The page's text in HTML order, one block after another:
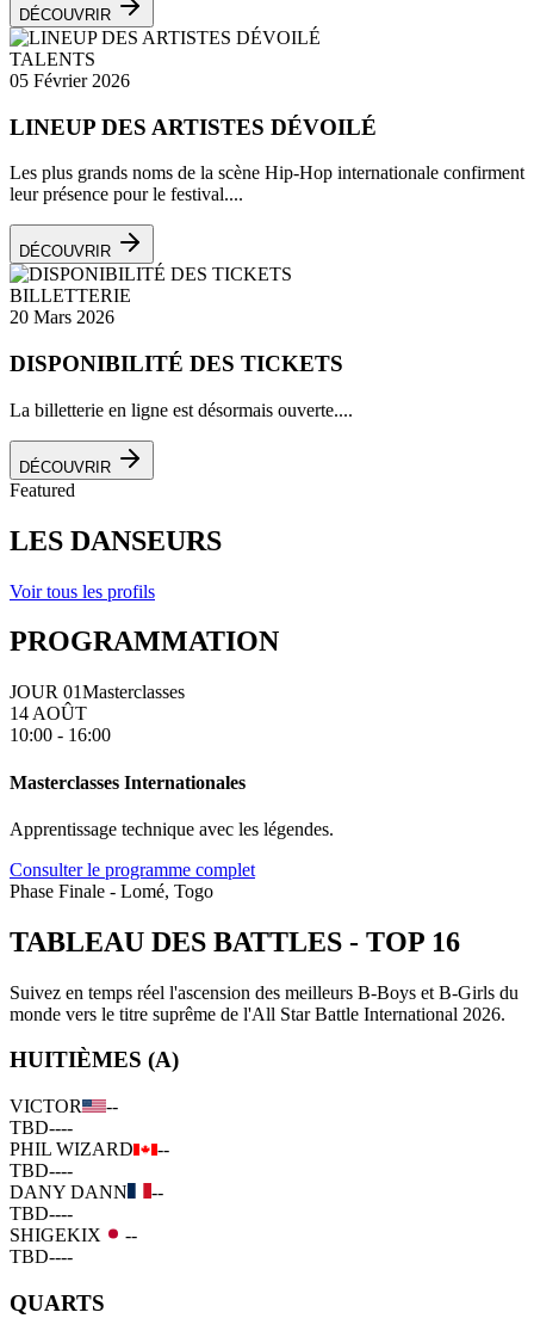
DÉCOUVRIR
TALENTS
05 Février 2026
LINEUP DES ARTISTES DÉVOILÉ
Les plus grands noms de la scène Hip-Hop internationale confirment
leur présence pour le festival....
DÉCOUVRIR
BILLETTERIE
20 Mars 2026
DISPONIBILITÉ DES TICKETS
La billetterie en ligne est désormais ouverte....
DÉCOUVRIR
Featured
LES DANSEURS
Voir tous les profils
PROGRAMMATION
JOUR 01Masterclasses
14 AOÛT
10:00 - 16:00
Masterclasses Internationales
Apprentissage technique avec les légendes.
Consulter le programme complet
Phase Finale - Lomé, Togo
TABLEAU DES BATTLES - TOP 16
Suivez en temps réel l'ascension des meilleurs B-Boys et B-Girls du
monde vers le titre suprême de l'All Star Battle International 2026.
HUITIÈMES (A)
VICTOR
--
TBD----
PHIL WIZARD
--
TBD----
DANY DANN
--
TBD----
SHIGEKIX
--
TBD----
QUARTS